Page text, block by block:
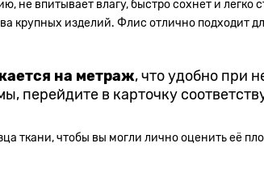
не впитывает влагу, быстро сохнет и
крупных изделий. Флис отлично подходит
на метраж, что удобно при
перейдите в карточку
ткани, чтобы вы могли лично оценить её